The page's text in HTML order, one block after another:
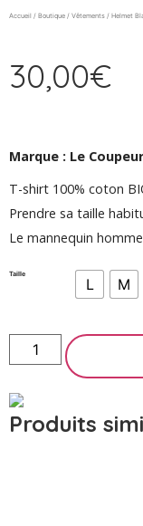
Accueil / Boutique / Vêtements / Helmet
30,00€
Marque : Le Coupeur
T-shirt 100% coton
Prendre sa taille
Le mannequin
Taille
L M
Produits